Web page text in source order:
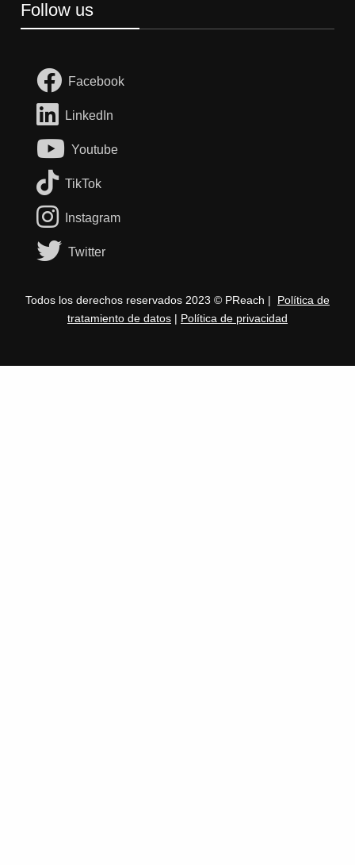
Follow us
Facebook
LinkedIn
Youtube
TikTok
Instagram
Twitter
Todos los derechos reservados 2023 © PReach | Política de
tratamiento de datos | Política de privacidad